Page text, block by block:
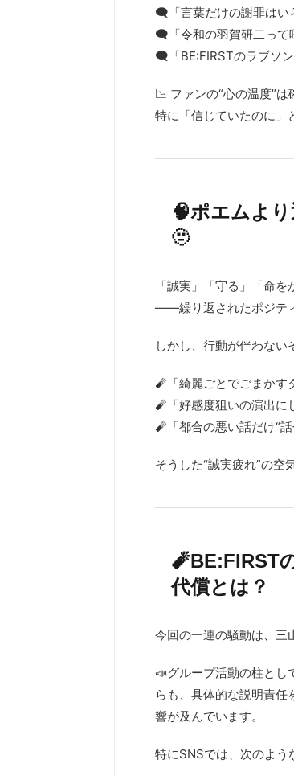
🗨️「言葉だけの謝罪はい
🗨️「令和の羽賀研二って
🗨️「BE:FIRSTのラブソ
📉 ファンの“心の温度”は
特に「信じていたのに」
🧠ポエムよ
🫥
「誠実」「守る」「命を
——繰り返されたポジテ
しかし、行動が伴わない
🧨「綺麗ごとでごまかす
🧨「好感度狙いの演出に
🧨「都合の悪い話だけ“
そうした“誠実疲れ”の空
🧨BE:FIRST
代償とは？
今回の一連の騒動は、三
📣グループ活動の柱とし
らも、具体的な説明責任
響が及んでいます。
特にSNSでは、次のよう